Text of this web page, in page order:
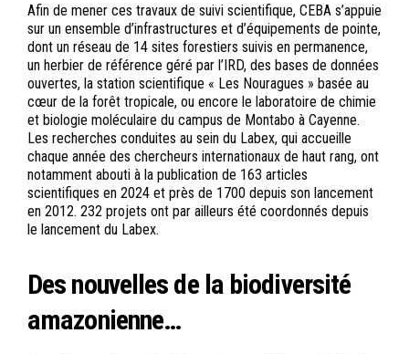
Afin de mener ces travaux de suivi scientifique, CEBA s’appuie
sur un ensemble d’infrastructures et d’équipements de pointe,
dont un réseau de 14 sites forestiers suivis en permanence,
un herbier de référence géré par l’IRD, des bases de données
ouvertes, la station scientifique « Les Nouragues » basée au
cœur de la forêt tropicale, ou encore le laboratoire de chimie
et biologie moléculaire du campus de Montabo à Cayenne.
Les recherches conduites au sein du Labex, qui accueille
chaque année des chercheurs internationaux de haut rang, ont
notamment abouti à la publication de 163 articles
scientifiques en 2024 et près de 1700 depuis son lancement
en 2012. 232 projets ont par ailleurs été coordonnés depuis
le lancement du Labex.
Des nouvelles de la biodiversité
amazonienne…